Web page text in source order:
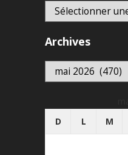
Archives
Archives
D
L M